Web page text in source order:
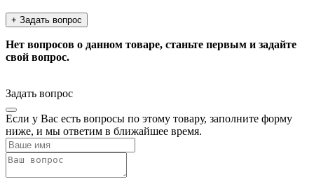
+ Задать вопрос
Нет вопросов о данном товаре, станьте первым и задайте
свой вопрос.
Задать вопрос
Если у Вас есть вопросы по этому товару, заполните форму
ниже, и мы ответим в ближайшее время.